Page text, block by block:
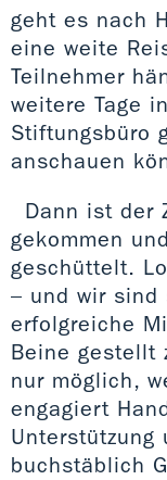
geht es nach
eine weite
Teilnehmer
weitere Tage
Stiftungsbüro
anschauen
Dann ist der
gekommen
geschüttelt.
– und wir sind
erfolgreiche
Beine gestellt
nur möglich,
engagiert
Unterstützung
buchstäblich